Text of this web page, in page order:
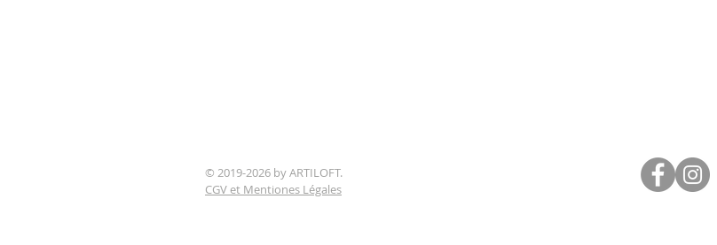
© 2019-2026 by ARTILOFT.
CGV et Mentiones Légales